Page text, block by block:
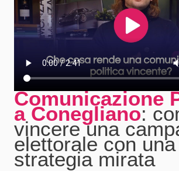
Comunicazione
a Conegliano:
vincere una
elettorale con una
strategia mirata